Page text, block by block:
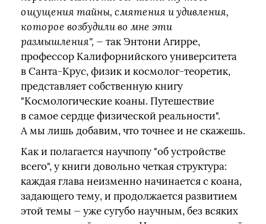
ощущения тайны, смятения и удивления,
которое возбудили во мне эти
размышления", — так Энтони Агирре,
профессор Калифорнийского университета
в Санта-Крус, физик и космолог-теоретик,
представляет собственную книгу
"Космологические коаны. Путешествие
в самое сердце физической реальности".
А мы лишь добавим, что точнее и не скажешь.
Как и полагается научпопу "об устройстве
всего", у книги довольно четкая структура:
каждая глава неизменно начинается с коана,
задающего тему, и продолжается развитием
этой темы — уже сугубо научным, без всяких